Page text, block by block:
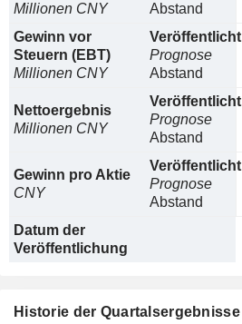
Millionen CNY
Abstand
Gewinn vor
Steuern (EBT)
Millionen CNY
Veröffentlicht
Prognose
Abstand
Nettoergebnis
Millionen CNY
Veröffentlicht
Prognose
Abstand
Gewinn pro Aktie
CNY
Veröffentlicht
Prognose
Abstand
Datum der
Veröffentlichung
Historie der Quartalsergebnisse